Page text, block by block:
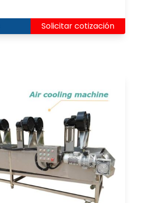
Solicitar cotización